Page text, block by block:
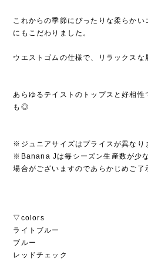
これからの季節にぴったりな柔らか
にもこだわりました。
ウエストゴムの仕様で、リラックスな
あらゆるテイストのトップスと好相性
も◎
※ジュニアサイズはプライスが異なり
※Banana Jは毎シーズン生産数が少
場合がございますのであらかじめご了
▽colors
ライトブルー
ブルー
レッドチェック